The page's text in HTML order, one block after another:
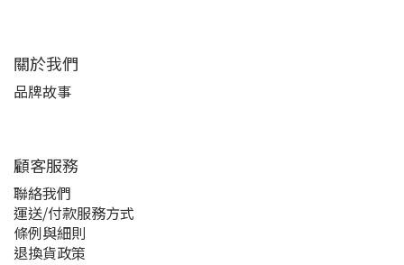
關於我們
品牌故事
顧客服務
聯絡我們
運送/付款服務方式
條例與細則
退換貨政策